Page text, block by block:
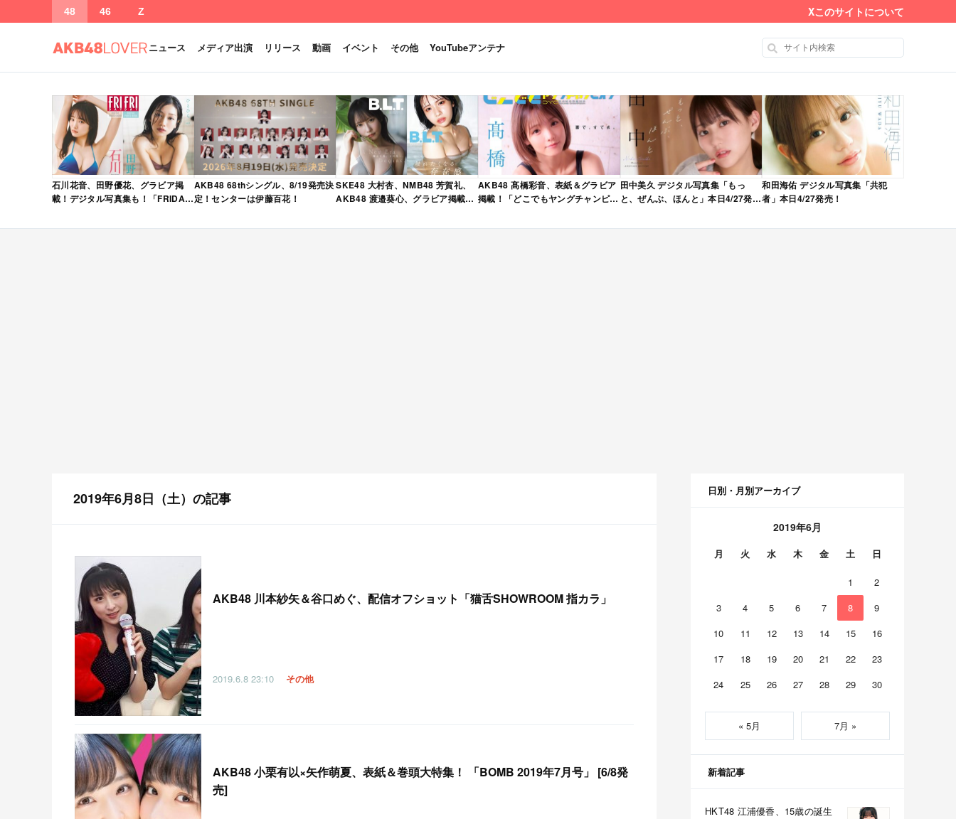
48 46 Z Xこのサイトについて
ニュース メディア出演 リリース 動画 イベント その他 YouTubeアンテナ
石川花音、田野優花、グラビア掲
載！デジタル写真集も！「FRIDAY
発売！
AKB48 68thシングル、8/19発売決
定！センターは伊藤百花！
SKE48 大村杏、NMB48 芳賀礼、
AKB48 渡邉葵心、グラビア掲載！
月号」本日4/28発売！
AKB48 髙橋彩音、表紙＆グラビア
掲載！「どこでもヤングチャンピオ
田中美久 デジタル写真集「もっ
と、ぜんぶ、ほんと」本日4/27発
和田海佑 デジタル写真集「共犯
者」本日4/27発売！
2019年6月8日（土）の記事
AKB48 川本紗矢＆谷口めぐ、配信オフショット「猫舌SHOWROOM 指カラ」
2019.6.8 23:10 その他
AKB48 小栗有以×矢作萌夏、表紙＆巻頭大特集！ 「BOMB 2019年7月号」 [6/8発
売]
日別・月別アーカイブ
2019年6月
月 火 水 木 金 土 日
1
2
3
4 5 6 7 8
9
10
11 12 13 14 15
16
17
18 19 20 21 22
23
24
25 26 27 28 29 30
« 5月 7月 »
新着記事
HKT48 江浦優香、15歳の誕生